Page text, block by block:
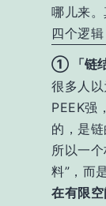
哪儿来。
四个逻
① 「链结
很多人
PEEK强
的，是链
所以一
料”，而
在有限